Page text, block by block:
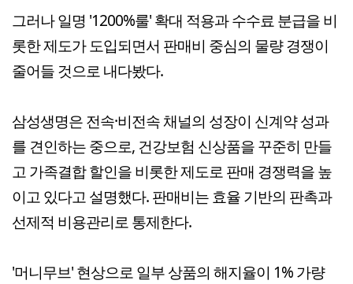
그러나 일명 '1200%룰' 확대 적용과 수수료 분급을 비
롯한 제도가 도입되면서 판매비 중심의 물량 경쟁이
줄어들 것으로 내다봤다.
삼성생명은 전속·비전속 채널의 성장이 신계약 성과
를 견인하는 중으로, 건강보험 신상품을 꾸준히 만들
고 가족결합 할인을 비롯한 제도로 판매 경쟁력을 높
이고 있다고 설명했다. 판매비는 효율 기반의 판촉과
선제적 비용관리로 통제한다.
'머니무브' 현상으로 일부 상품의 해지율이 1% 가량